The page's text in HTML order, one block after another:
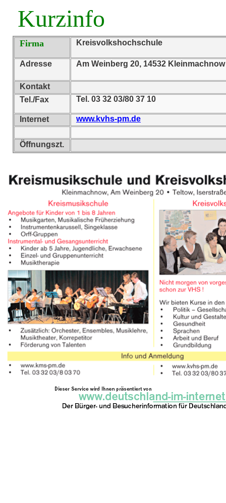
Kurzinfo
Firma Kreisvolkshochschule
Adresse Am Weinberg 20, 14532 Kleinmachnow
Kontakt
Tel./Fax
Tel. 03 32 03/80 37 10
Internet www.kvhs-pm.de
Öffnungszt.